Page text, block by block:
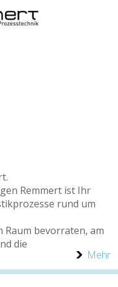
Remmert ist Ihr
rund um
Raum bevorraten, am
die
Mehr